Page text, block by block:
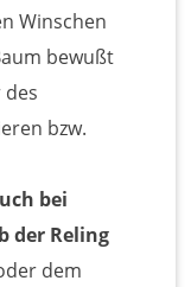
Winschen
bewußt
bzw.
bei
der Reling
dem